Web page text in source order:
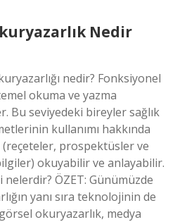
Nedir
nedir? Fonksiyonel
okuma ve yazma
Bu seviyedeki bireyler sağlık
kullanımı hakkında
prospektüsler ve
okuyabilir ve anlayabilir.
ÖZET: Günümüzde
yanı sıra teknolojinin de
okuryazarlık, medya